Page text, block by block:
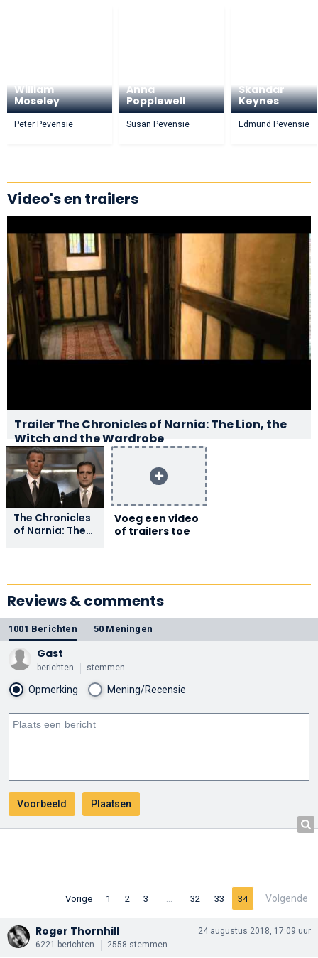
William
Moseley
Peter Pevensie
Anna
Popplewell
Susan Pevensie
Skandar
Keynes
Edmund Pevensie
Video's en trailers
Trailer The Chronicles of Narnia: The Lion, the
Witch and the Wardrobe
The Chronicles
of Narnia: The
Winning
Makeup | 78th
Oscars (2006)
Voeg een video
of trailers toe
Reviews & comments
1001 Berichten 50 Meningen
Gast
berichten stemmen
Opmerking Mening/Recensie
Vorige 1 2 3 32 33 34 Volgende
Roger Thornhill
6221 berichten 2558 stemmen
24 augustus 2018, 17:09 uur